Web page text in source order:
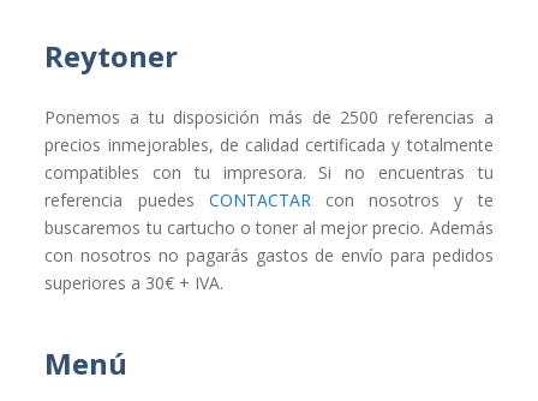
Reytoner
Ponemos a tu disposición más de 2500 referencias a
precios inmejorables, de calidad certificada y totalmente
compatibles con tu impresora. Si no encuentras tu
referencia puedes CONTACTAR con nosotros y te
buscaremos tu cartucho o toner al mejor precio. Además
con nosotros no pagarás gastos de envío para pedidos
superiores a 30€ + IVA.
Menú